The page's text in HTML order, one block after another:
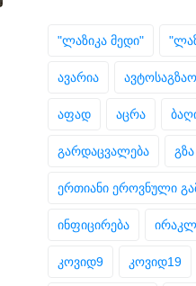
"ლაზიკა მედი"
ავარია
აფად აცრა
გარდაცვალება გზა
ერთიანი ეროვნული
ინფიცირება
კოვიდ9 კოვიდ19